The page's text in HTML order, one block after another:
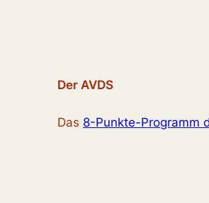
Der AVDS
Das 8-Punkte-Programm